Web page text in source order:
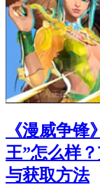
《漫威争
王”怎么样
与获取方法